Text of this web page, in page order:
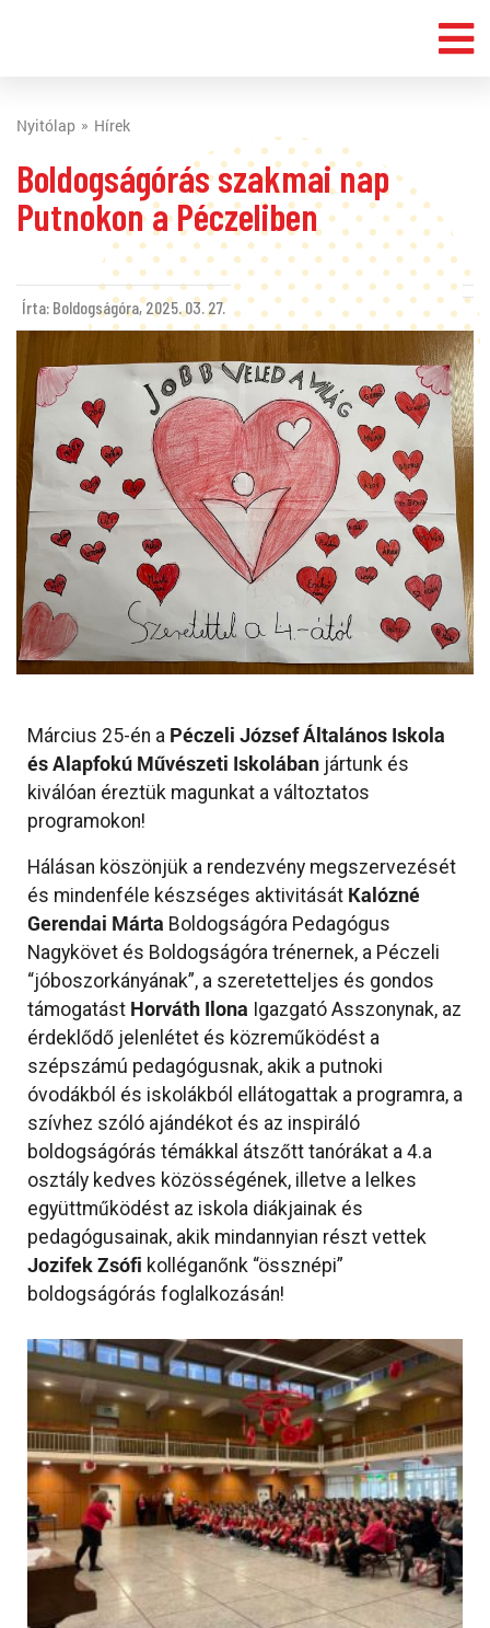
Nyitólap Hírek
Boldogságórás szakmai nap
Putnokon a Péczeliben
Írta: Boldogságóra,2025. 03. 27.
Március 25-én a Péczeli József Általános Iskola
és Alapfokú Művészeti Iskolában jártunk és
kiválóan éreztük magunkat a változtatos
programokon!
Hálásan köszönjük a rendezvény megszervezését
és mindenféle készséges aktivitását Kalózné
Gerendai Márta Boldogságóra Pedagógus
Nagykövet és Boldogságóra trénernek, a Péczeli
“jóboszorkányának”, a szeretetteljes és gondos
támogatást Horváth Ilona Igazgató Asszonynak, az
érdeklődő jelenlétet és közreműködést a
szépszámú pedagógusnak, akik a putnoki
óvodákból és iskolákból ellátogattak a programra, a
szívhez szóló ajándékot és az inspiráló
boldogságórás témákkal átszőtt tanórákat a 4.a
osztály kedves közösségének, illetve a lelkes
együttműködést az iskola diákjainak és
pedagógusainak, akik mindannyian részt vettek
Jozifek Zsófi kolléganőnk “össznépi”
boldogságórás foglalkozásán!